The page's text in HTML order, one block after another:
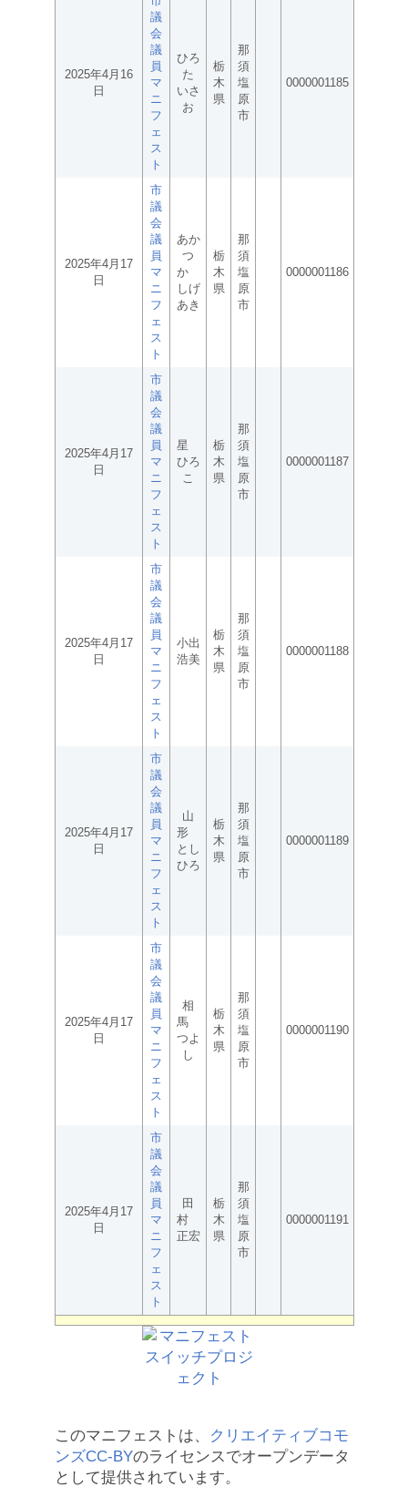
2025年4月16
日
議
会
議
員
マ
ニ
フ
ェ
ス
ト
ひろ
た
いさ
お
栃
木
県
那
須
塩
原
市
0000001185
2025年4月17
日
市
議
会
議
員
マ
ニ
フ
ェ
ス
ト
あか
つ
か
しげ
あき
栃
木
県
那
須
塩
原
市
0000001186
2025年4月17
日
市
議
会
議
員
マ
ニ
フ
ェ
ス
ト
星
ひろ
こ
栃
木
県
那
須
塩
原
市
0000001187
2025年4月17
日
市
議
会
議
員
マ
ニ
フ
ェ
ス
ト
小出
浩美
栃
木
県
那
須
塩
原
市
0000001188
2025年4月17
日
市
議
会
議
員
マ
ニ
フ
ェ
ス
ト
山
形
とし
ひろ
栃
木
県
那
須
塩
原
市
0000001189
2025年4月17
日
市
議
会
議
員
マ
ニ
フ
ェ
ス
ト
相
馬
つよ
し
栃
木
県
那
須
塩
原
市
0000001190
2025年4月17
日
市
議
会
議
員
マ
ニ
フ
ェ
ス
ト
田
村
正宏
栃
木
県
那
須
塩
原
市
0000001191
このマニフェストは、
クリエイティブコモ
ンズCC-BYのライセンスでオープンデータ
として提供されています。